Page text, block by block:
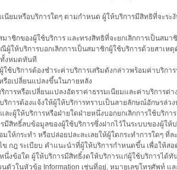
ยมหรือบริการใดๆ ตามกำหนด ผู้ให้บริการมีสิทธิที่จะระ
าชิกของผู้ใช้บริการ และทรงสิทธิที่จะยกเลิกการเป็นสม
ให้บริการบอกเลิกการเป็นสมาชิกผู้ใช้บริการด้วยสาเห
ทั้งหมดทันที
ช้บริการต้องชำระค่าบริการเสริมดังกล่าวพร้อมค่าบริก
อเปลี่ยนแปลงขึ้นในภายหลัง
การหรือเปลี่ยนแปลงอัตราค่าธรรมเนียมและค่าบริการต่
ริการต้องแจ้งให้ผู้ให้บริการทราบเป็นลายลักษณ์อักษรล่ว
ละผู้ให้บริการหรือฝ่ายใดฝ่ายหนึ่งบอกยกเลิกการใช้บริการ
รมีสิทธิ์ลบข้อมูลของผู้ใช้บริการซึ่งฝากไว้ในระบบของผู้ใ
ห้กระทำ หรือปล่อยปละละเลยให้ผู้ใดกระทำการใดๆ ที่ล
กฎ ระเบียบ คำแนะนำที่ผู้ให้บริการกำหนดขึ้น เพื่อให้ส
งข้อใด ผู้ให้บริการมีสิทธิ์งดให้บริการแก่ผู้ใช้บริการได้ทั
ตัวในหัวข้อ Information เช่นที่อยู่, หมายเลขโทรศัพท์ แ